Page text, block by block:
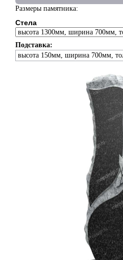
Размеры памятника:
Стела
Подставка:
высота 150мм, ширина 700мм,